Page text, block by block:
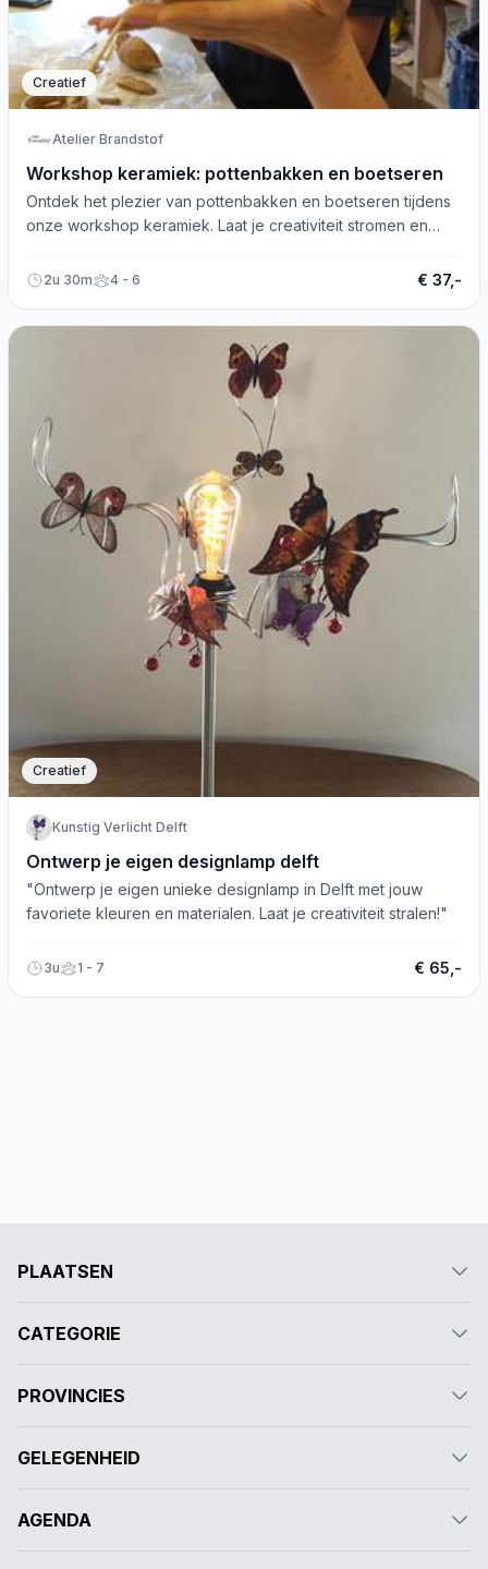
Creatief
Atelier Brandstof
Workshop keramiek: pottenbakken en boetseren
Ontdek het plezier van pottenbakken en boetseren tijdens
onze workshop keramiek. Laat je creativiteit stromen en
2u 30m 4 - 6 € 37,-
Creatief
Kunstig Verlicht Delft
Ontwerp je eigen designlamp delft
"Ontwerp je eigen unieke designlamp in Delft met jouw
favoriete kleuren en materialen. Laat je creativiteit stralen!"
3u 1 - 7 € 65,-
PLAATSEN
CATEGORIE
PROVINCIES
GELEGENHEID
AGENDA